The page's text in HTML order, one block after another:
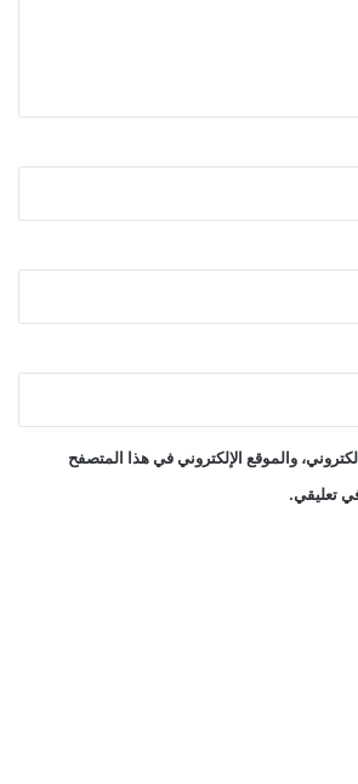
والموقع الإلكتروني في هذا المتصفح
تعليقي.